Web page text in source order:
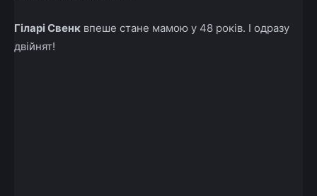
Гіларі Свенк впеше стане мамою у 48 років. І одразу
двійнят!